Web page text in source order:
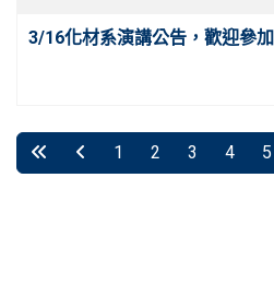
3/16化材系演講公告，歡迎參加
1 2 3 4 5